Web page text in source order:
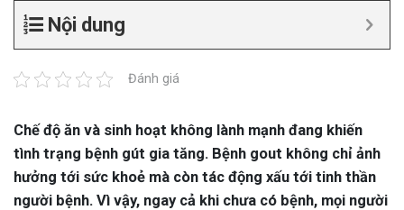
Nội dung
Đánh giá
Chế độ ăn và sinh hoạt không lành mạnh đang khiến
tình trạng bệnh gút gia tăng. Bệnh gout không chỉ ảnh
hưởng tới sức khoẻ mà còn tác động xấu tới tinh thần
người bệnh. Vì vậy, ngay cả khi chưa có bệnh, mọi người